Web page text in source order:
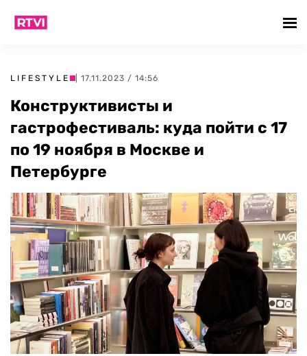
LIFESTYLE | 17.11.2023 / 14:56
Конструктивисты и
гастрофестиваль: куда пойти с 17
по 19 ноября в Москве и
Петербурге